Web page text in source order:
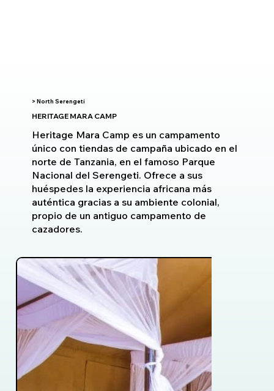
> North Serengeti
HERITAGE MARA CAMP
Heritage Mara Camp es un campamento
único con tiendas de campaña ubicado en el
norte de Tanzania, en el famoso Parque
Nacional del Serengeti. Ofrece a sus
huéspedes la experiencia africana más
auténtica gracias a su ambiente colonial,
propio de un antiguo campamento de
cazadores.